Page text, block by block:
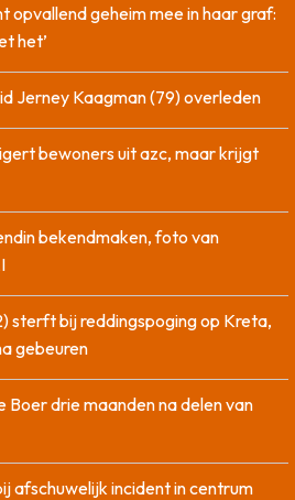
opvallend geheim mee in haar graf:
het’
Jerney Kaagman (79) overleden
bewoners uit azc, maar krijgt
bekendmaken, foto van
sterft bij reddingspoging op Kreta,
gebeuren
Boer drie maanden na delen van
afschuwelijk incident in centrum